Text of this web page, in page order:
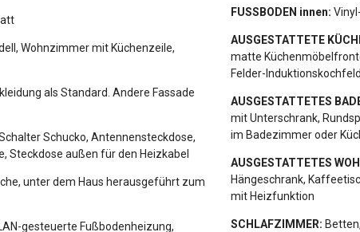
Wohnzimmer mit Küchenzeile,
als Standard. Andere Fassade
Schucko, Antennensteckdose,
Steckdose außen für den Heizkabel
unter dem Haus herausgeführt zum
gesteuerte Fußbodenheizung,
FUSSBODEN innen:
AUSGESTATTETE
matte
Felder-
AUSGESTATTETES
mit Unterschrank,
im Badezimmer oder
AUSGESTATTETES
Hängeschrank,
mit Heizfunktion
SCHLAFZIMMER: